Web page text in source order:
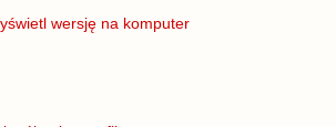
wersję na komputer